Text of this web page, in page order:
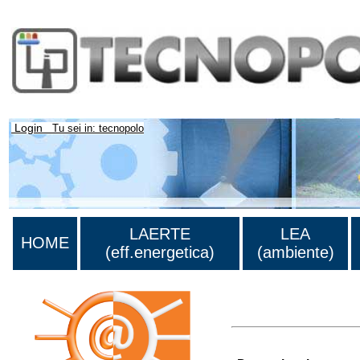
Login Tu sei in: tecnopolo
HOME
LAERTE
(eff.energetica)
LEA
(ambiente)